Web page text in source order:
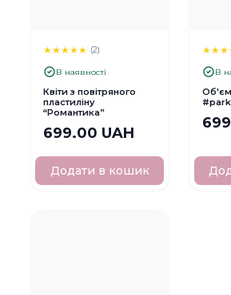
★★★★★ (2)
В наявності
Квіти з повітряного
пластиліну
“Романтика”
699.00 UAH
Додати в кошик
★★★
В